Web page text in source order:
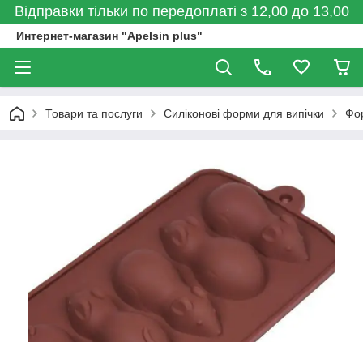
Відправки тільки по передоплаті з 12,00 до 13,00
Интернет-магазин "Apelsin plus"
Товари та послуги Силіконові форми для випічки